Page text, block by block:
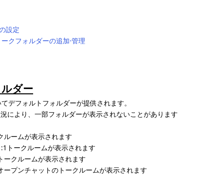
設定
クフォルダーの追加⋅管理
ダー
デフォルトフォルダーが提供されます。
により、一部フォルダーが表示されないことがあります
ルームが表示されます
トークルームが表示されます
ークルームが表示されます
ープンチャットのトークルームが表示されます